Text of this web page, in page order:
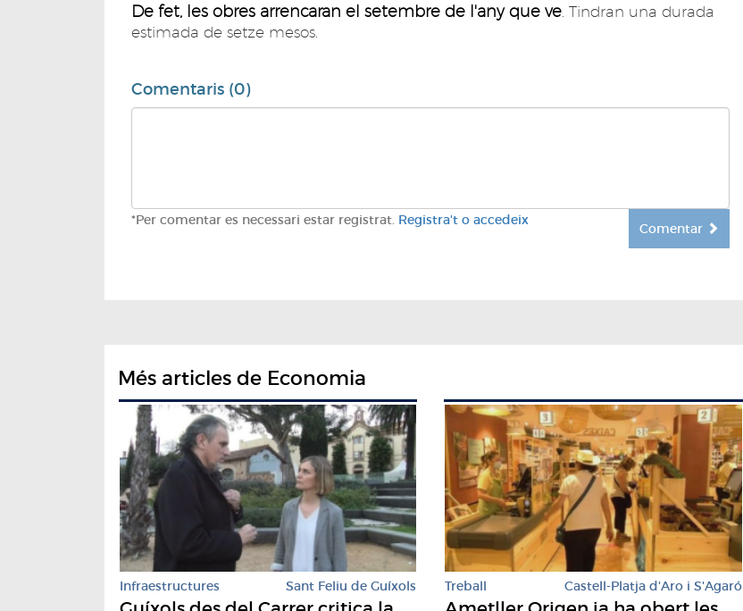
De fet, les obres arrencaran el setembre de l'any que ve. Tindran una durada
estimada de setze mesos.
Comentaris (0)
*Per comentar es necessari estar registrat. Registra't o accedeix
Comentar
Més articles de Economia
Infraestructures Sant Feliu de Guíxols Treball Castell-Platja d'Aro i S'Agaró